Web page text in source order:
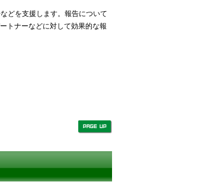
どを支援します。報告について
トナーなどに対して効果的な報